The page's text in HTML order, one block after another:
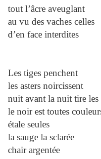
tout l’âcre aveuglant
au vu des vaches celles
d’en face interdites
Les tiges penchent
les asters noircissent
nuit avant la nuit tire les
le noir est toutes
étale seules
la sauge la sclarée
chair argentée